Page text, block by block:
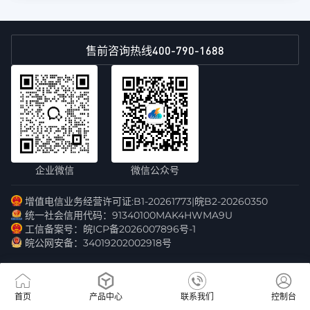
售前咨询热线400-790-1688
企业微信 微信公众号
增值电信业务经营许可证:B1-20261773|皖B2-20260350
统一社会信用代码：91340100MAK4HWMA9U
工信备案号：皖ICP备2026007896号-1
皖公网安备：34019202002918号
首页 产品中心 联系我们 控制台